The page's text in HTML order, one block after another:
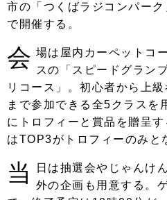
鈑金・塗装
ヘッドライト磨き
小キズ直し
特集記事
ストップ 不具合修理＆粗悪修理
コラム
ショップ紹介
ショップレポート
レストア
カーメーカー「旧車」関連プロジ
ェクト
イベント
イベント告知
市の「つくばラジコンパーク
で開催する。
会 場は屋内カーペットコー
スの「スピードグラン
リコース」。初心者から上級
まで参加できる全5クラスを
にトロフィーと賞品を贈呈
はTOP3がトロフィーのみと
当
日は抽選会やじゃんけ
外の企画も用意する。